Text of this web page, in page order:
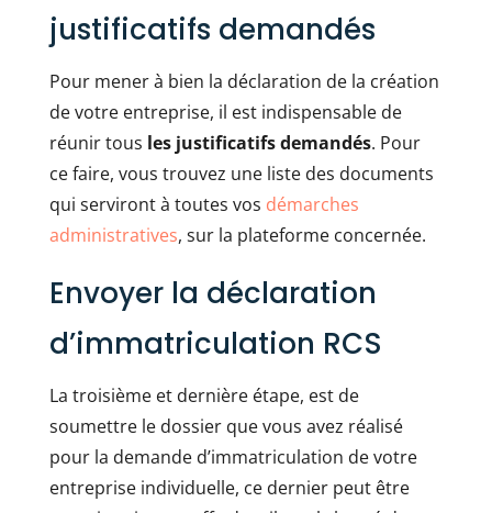
justificatifs demandés
Pour mener à bien la déclaration de la création
de votre entreprise, il est indispensable de
réunir tous les justificatifs demandés. Pour
ce faire, vous trouvez une liste des documents
qui serviront à toutes vos démarches
administratives, sur la plateforme concernée.
Envoyer la déclaration
d’immatriculation RCS
La troisième et dernière étape, est de
soumettre le dossier que vous avez réalisé
pour la demande d’immatriculation de votre
entreprise individuelle, ce dernier peut être